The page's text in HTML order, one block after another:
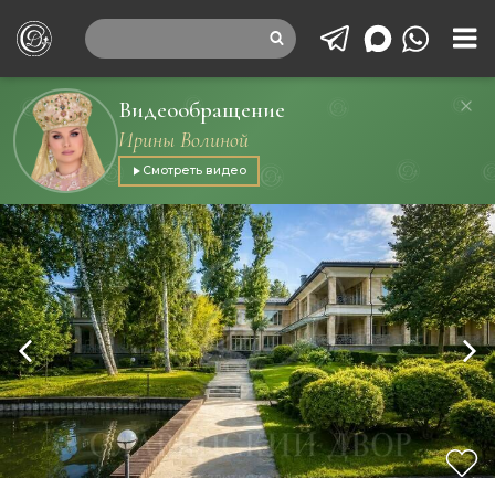
Видеообращение
Ирины Волиной
Смотреть видео